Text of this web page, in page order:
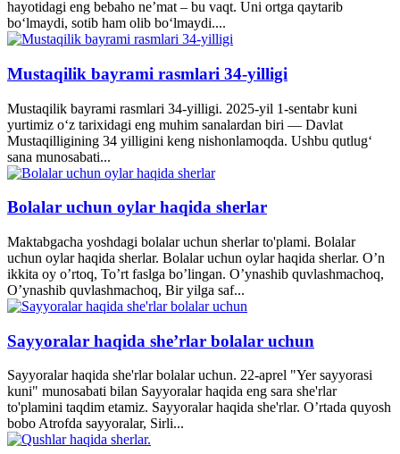
hayotidagi eng bebaho ne’mat – bu vaqt. Uni ortga qaytarib
bo‘lmaydi, sotib ham olib bo‘lmaydi....
Mustaqilik bayrami rasmlari 34-yilligi
Mustaqilik bayrami rasmlari 34-yilligi. 2025-yil 1-sentabr kuni
yurtimiz o‘z tarixidagi eng muhim sanalardan biri — Davlat
Mustaqilligining 34 yilligini keng nishonlamoqda. Ushbu qutlug‘
sana munosabati...
Bolalar uchun oylar haqida sherlar
Maktabgacha yoshdagi bolalar uchun sherlar to'plami. Bolalar
uchun oylar haqida sherlar. Bolalar uchun oylar haqida sherlar. O’n
ikkita oy o’rtoq, To’rt faslga bo’lingan. O’ynashib quvlashmachoq,
O’ynashib quvlashmachoq, Bir yilga saf...
Sayyoralar haqida she’rlar bolalar uchun
Sayyoralar haqida she'rlar bolalar uchun. 22-aprel "Yer sayyorasi
kuni" munosabati bilan Sayyoralar haqida eng sara she'rlar
to'plamini taqdim etamiz. Sayyoralar haqida she'rlar. O’rtada quyosh
bobo Atrofda sayyoralar, Sirli...